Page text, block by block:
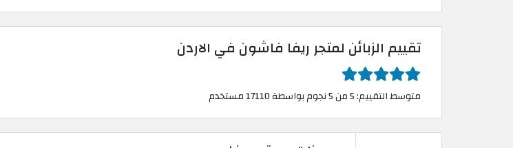
تقييم الزبائن لمتجر ريفا فاشون في الاردن
متوسط التقييم: 5 من 5 نجوم بواسطة 17110 مستخدم